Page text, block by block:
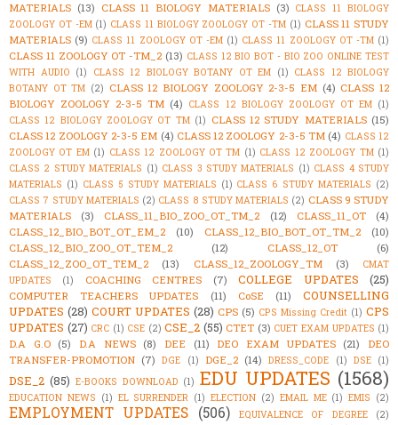
MATERIALS (13) CLASS 11 BIOLOGY MATERIALS (3) CLASS 11 BIOLOGY
ZOOLOGY OT -EM (1) CLASS 11 BIOLOGY ZOOLOGY OT -TM (1) CLASS 11 STUDY
MATERIALS (9) CLASS 11 ZOOLOGY OT -EM (1) CLASS 11 ZOOLOGY OT -TM (1)
CLASS 11 ZOOLOGY OT -TM_2 (13) CLASS 12 BIO BOT - BIO ZOO ONLINE TEST
WITH AUDIO (1) CLASS 12 BIOLOGY BOTANY OT EM (1) CLASS 12 BIOLOGY
BOTANY OT TM (2) CLASS 12 BIOLOGY ZOOLOGY 2-3-5 EM (4) CLASS 12
BIOLOGY ZOOLOGY 2-3-5 TM (4) CLASS 12 BIOLOGY ZOOLOGY OT EM (1)
CLASS 12 BIOLOGY ZOOLOGY OT TM (1) CLASS 12 STUDY MATERIALS (15)
CLASS 12 ZOOLOGY 2-3-5 EM (4) CLASS 12 ZOOLOGY 2-3-5 TM (4) CLASS 12
ZOOLOGY OT EM (1) CLASS 12 ZOOLOGY OT TM (1) CLASS 12 ZOOLOGY TM (1)
CLASS 2 STUDY MATERIALS (1) CLASS 3 STUDY MATERIALS (1) CLASS 4 STUDY
MATERIALS (1) CLASS 5 STUDY MATERIALS (1) CLASS 6 STUDY MATERIALS (2)
CLASS 7 STUDY MATERIALS (2) CLASS 8 STUDY MATERIALS (2) CLASS 9 STUDY
MATERIALS
(3) CLASS_11_BIO_ZOO_OT_TM_2 (12) CLASS_11_OT
(4)
CLASS_12_BIO_BOT_OT_EM_2
(10) CLASS_12_BIO_BOT_OT_TM_2
(10)
CLASS_12_BIO_ZOO_OT_TEM_2
(12) CLASS_12_OT
(6)
CLASS_12_ZOO_OT_TEM_2
(13) CLASS_12_ZOOLOGY_TM (3)
CMAT
UPDATES
(1) COACHING CENTRES (7) COLLEGE UPDATES (25)
COMPUTER TEACHERS UPDATES (11) CoSE (11)
COUNSELLING
UPDATES (28) COURT UPDATES (28) CPS (5) CPS Missing Credit (1) CPS
UPDATES (27) CRC (1) CSE (2) CSE_2 (55) CTET (3) CUET EXAM UPDATES (1)
D.A G.O (5) D.A NEWS (8) DEE (11) DEO EXAM UPDATES (21)
DEO
TRANSFER-PROMOTION (7) DGE (1) DGE_2 (14) DRESS_CODE (1) DSE (1)
DSE_2 (85) E-BOOKS DOWNLOAD (1) EDU UPDATES (1568)
EDUCATION NEWS (1) EL SURRENDER (1) ELECTION (2) EMAIL ME (1) EMIS (2)
EMPLOYMENT UPDATES (506) EQUIVALENCE OF DEGREE (2)